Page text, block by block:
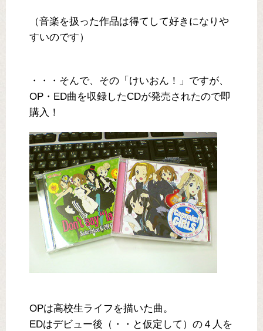
（音楽を扱った作品は得てして好きになりや
すいのです）
・・・そんで、その「けいおん！」ですが、
OP・ED曲を収録したCDが発売されたので即
購入！
OPは高校生ライフを描いた曲。
EDはデビュー後（・・と仮定して）の４人を